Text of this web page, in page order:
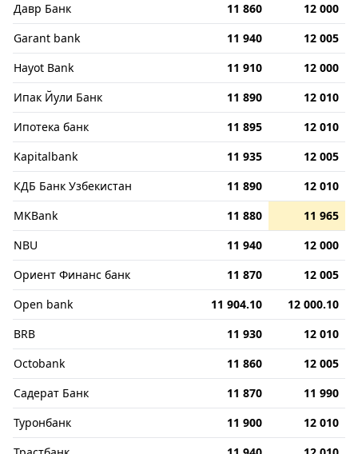
Давр Банк
11 860
12 000
Garant bank
11 940
12 005
Hayot Bank
11 910
12 000
Ипак Йули Банк
11 890
12 010
Ипотека банк
11 895
12 010
Kapitalbank
11 935
12 005
КДБ Банк Узбекистан
11 890
12 010
MKBank
11 880
11 965
NBU
11 940
12 000
Ориент Финанс банк
11 870
12 005
Open bank
11 904.10
12 000.10
BRB
11 930
12 010
Octobank
11 860
12 005
Садерат Банк
11 870
11 990
Туронбанк
11 900
12 010